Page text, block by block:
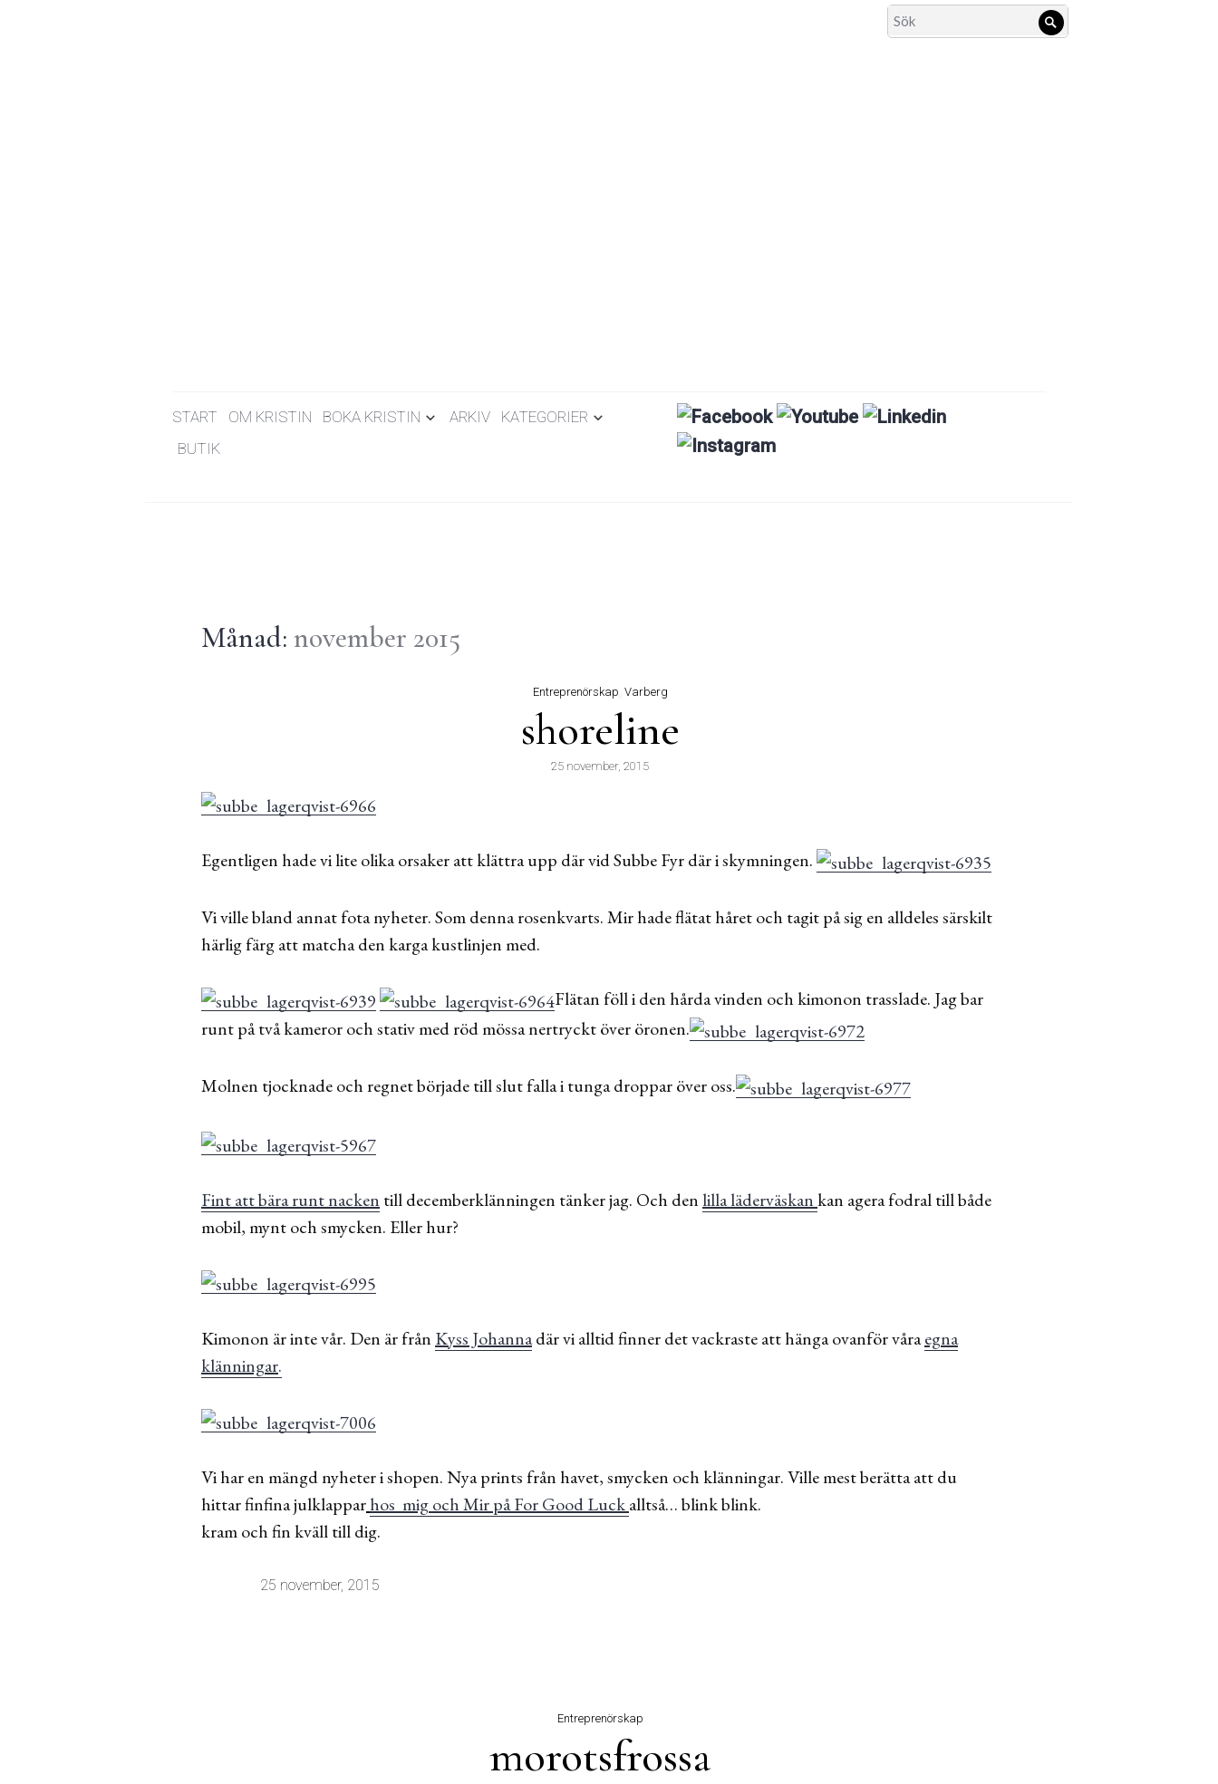
START OM KRISTIN BOKA KRISTIN ARKIV
KATEGORIER
BUTIK
Search
Sök
Månad: november 2015
Entreprenörskap Varberg
shoreline
25 november, 2015
Egentligen hade vi lite olika orsaker att klättra upp där vid Subbe Fyr där i skymningen.
Vi ville bland annat fota nyheter. Som denna rosenkvarts. Mir hade flätat håret och tagit på sig en alldeles särskilt
härlig färg att matcha den karga kustlinjen med.
Flätan föll i den hårda vinden och kimonon trasslade. Jag bar
runt på två kameror och stativ med röd mössa nertryckt över öronen.
Molnen tjocknade och regnet började till slut falla i tunga droppar över oss.
Fint att bära runt nacken till decemberklänningen tänker jag. Och den lilla läderväskankan agera fodral till både
mobil, mynt och smycken. Eller hur?
Kimonon är inte vår. Den är från Kyss Johannadär vi alltid finner det vackraste att hänga ovanför våraegna
klänningar.
Vi har en mängd nyheter i shopen. Nya prints från havet, smycken och klänningar. Ville mest berätta att du
hittar finfina julklapparhos mig och Mir på For Good Luckalltså… blink blink.
kram och fin kväll till dig.
25 november, 2015
Entreprenörskap
morotsfrossa